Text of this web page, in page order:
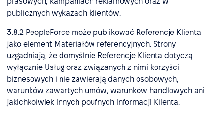
publicznych wykazach klientów.
3.8.2 PeopleForce może publikować Referencje Klienta
jako element Materiałów referencyjnych. Strony
uzgadniają, że domyślnie Referencje Klienta dotyczą
wyłącznie Usług oraz związanych z nimi korzyści
biznesowych i nie zawierają danych osobowych,
warunków zawartych umów, warunków handlowych ani
jakichkolwiek innych poufnych informacji Klienta.